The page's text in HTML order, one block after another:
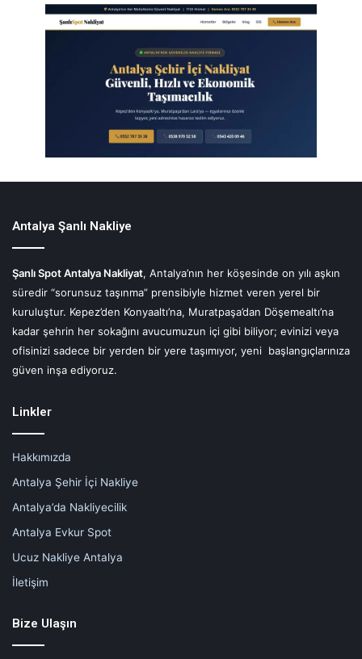
Antalya Şanlı Nakliye
Şanlı Spot Antalya Nakliyat, Antalya’nın her köşesinde on yılı aşkın
süredir “sorunsuz taşınma” prensibiyle hizmet veren yerel bir
kuruluştur. Kepez’den Konyaaltı’na, Muratpaşa’dan Döşemealtı’na
kadar şehrin her sokağını avucumuzun içi gibi biliyor; evinizi veya
ofisinizi sadece bir yerden bir yere taşımıyor, yeni başlangıçlarınıza
güven inşa ediyoruz.
Linkler
Hakkımızda
Antalya Şehir İçi Nakliye
Antalya’da Nakliyecilik
Antalya Evkur Spot
Ucuz Nakliye Antalya
İletişim
Bize Ulaşın